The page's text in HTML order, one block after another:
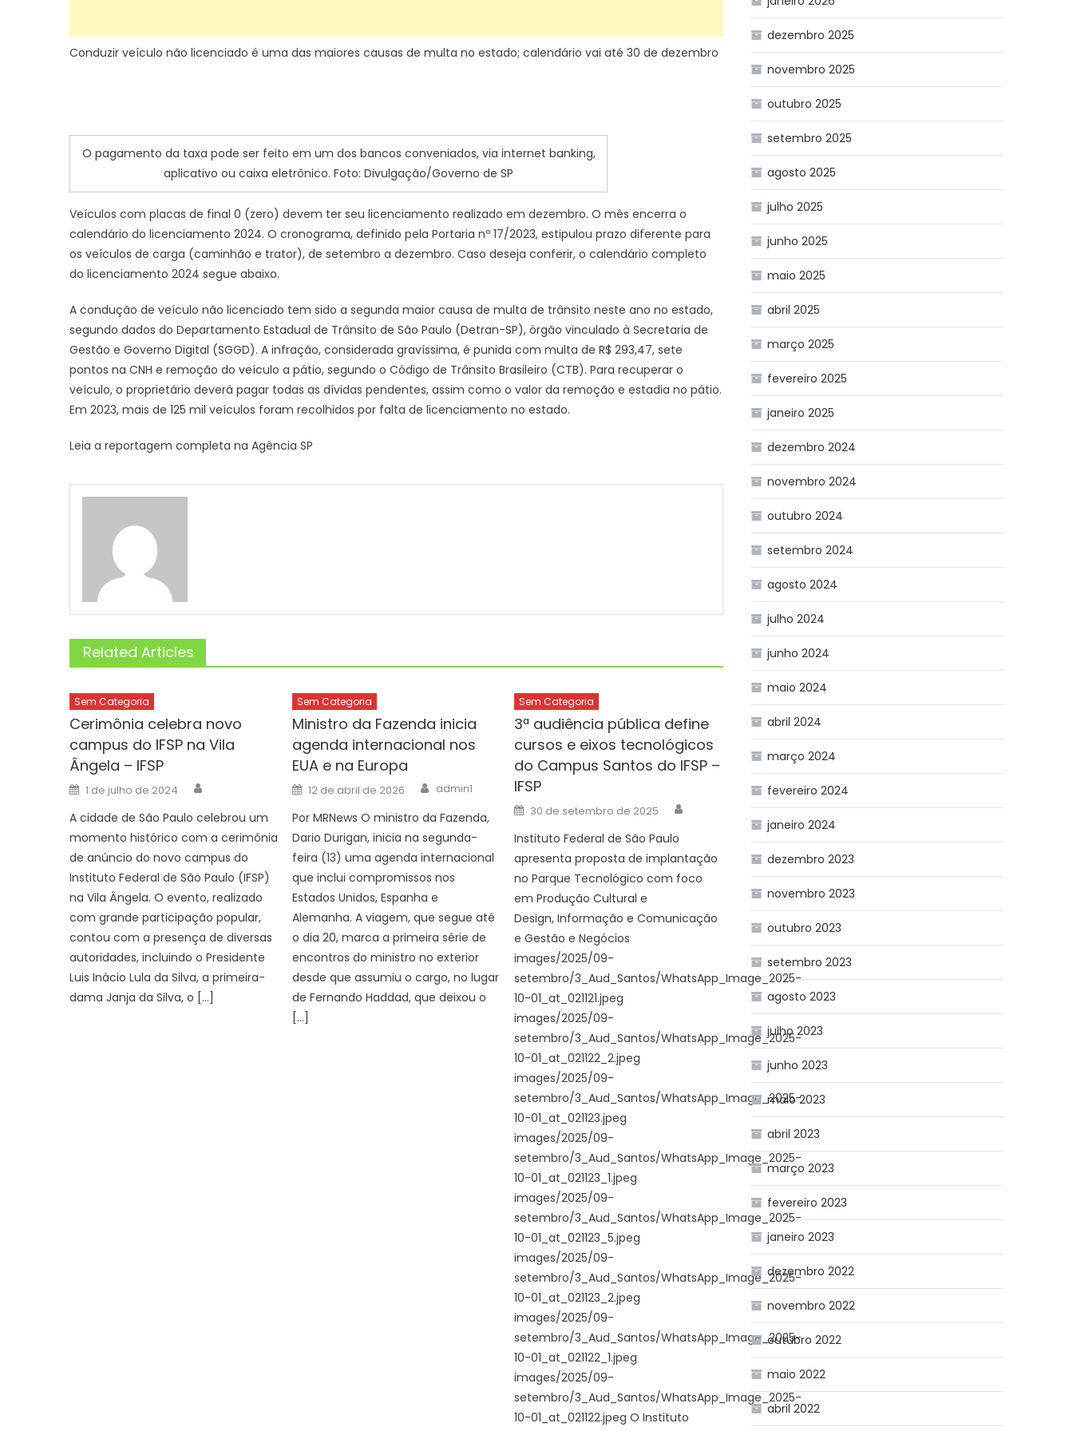
Conduzir veículo não licenciado é uma das maiores causas de multa no estado; calendário vai até 30 de dezembro
O pagamento da taxa pode ser feito em um dos bancos conveniados, via internet banking,
aplicativo ou caixa eletrônico. Foto: Divulgação/Governo de SP
Veículos com placas de final 0 (zero) devem ter seu licenciamento realizado em dezembro. O mês encerra o
calendário do licenciamento 2024. O cronograma, definido pela Portaria nº 17/2023, estipulou prazo diferente para
os veículos de carga (caminhão e trator), de setembro a dezembro. Caso deseja conferir, o calendário completo
do licenciamento 2024 segue abaixo.
A condução de veículo não licenciado tem sido a segunda maior causa de multa de trânsito neste ano no estado,
segundo dados do Departamento Estadual de Trânsito de São Paulo (Detran-SP), órgão vinculado à Secretaria de
Gestão e Governo Digital (SGGD). A infração, considerada gravíssima, é punida com multa de R$ 293,47, sete
pontos na CNH e remoção do veículo a pátio, segundo o Código de Trânsito Brasileiro (CTB). Para recuperar o
veículo, o proprietário deverá pagar todas as dívidas pendentes, assim como o valor da remoção e estadia no pátio.
Em 2023, mais de 125 mil veículos foram recolhidos por falta de licenciamento no estado.
Leia a reportagem completa na Agência SP
Related Articles
Sem Categoria
Cerimônia celebra novo
campus do IFSP na Vila
Ângela – IFSP
Posted
on
1 de julho de 2024
A cidade de São Paulo celebrou um
momento histórico com a cerimônia
de anúncio do novo campus do
Instituto Federal de São Paulo (IFSP)
na Vila Ângela. O evento, realizado
com grande participação popular,
contou com a presença de diversas
autoridades, incluindo o Presidente
Luis Inácio Lula da Silva, a primeira-
dama Janja da Silva, o […]
Sem Categoria
Ministro da Fazenda inicia
agenda internacional nos
EUA e na Europa
Posted
on
12 de abril de 2026 Author
admin1
Por MRNews O ministro da Fazenda,
Dario Durigan, inicia na segunda-
feira (13) uma agenda internacional
que inclui compromissos nos
Estados Unidos, Espanha e
Alemanha. A viagem, que segue até
o dia 20, marca a primeira série de
encontros do ministro no exterior
desde que assumiu o cargo, no lugar
de Fernando Haddad, que deixou o
[…]
Sem Categoria
3ª audiência pública define
cursos e eixos tecnológicos
do Campus Santos do IFSP –
IFSP
Posted
on
30 de setembro de 2025
Instituto Federal de São Paulo
apresenta proposta de implantação
no Parque Tecnológico com foco
em Produção Cultural e
Design, Informação e Comunicação
e Gestão e Negócios
images/2025/09-
setembro/3_Aud_Santos/WhatsApp_Image_2025-
10-01_at_021121.jpeg
images/2025/09-
setembro/3_Aud_Santos/WhatsApp_Image_2025-
10-01_at_021122_2.jpeg
images/2025/09-
setembro/3_Aud_Santos/WhatsApp_Image_2025-
10-01_at_021123.jpeg
images/2025/09-
setembro/3_Aud_Santos/WhatsApp_Image_2025-
10-01_at_021123_1.jpeg
images/2025/09-
setembro/3_Aud_Santos/WhatsApp_Image_2025-
10-01_at_021123_5.jpeg
images/2025/09-
setembro/3_Aud_Santos/WhatsApp_Image_2025-
10-01_at_021123_2.jpeg
images/2025/09-
setembro/3_Aud_Santos/WhatsApp_Image_2025-
10-01_at_021122_1.jpeg
images/2025/09-
setembro/3_Aud_Santos/WhatsApp_Image_2025-
10-01_at_021122.jpeg O Instituto
dezembro 2025
novembro 2025
outubro 2025
setembro 2025
agosto 2025
julho 2025
junho 2025
maio 2025
abril 2025
março 2025
fevereiro 2025
janeiro 2025
dezembro 2024
novembro 2024
outubro 2024
setembro 2024
agosto 2024
julho 2024
junho 2024
maio 2024
abril 2024
março 2024
fevereiro 2024
janeiro 2024
dezembro 2023
novembro 2023
outubro 2023
setembro 2023
agosto 2023
julho 2023
junho 2023
maio 2023
abril 2023
março 2023
fevereiro 2023
janeiro 2023
dezembro 2022
novembro 2022
outubro 2022
maio 2022
abril 2022